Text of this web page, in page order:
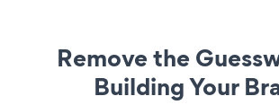
Remove the
Building Your